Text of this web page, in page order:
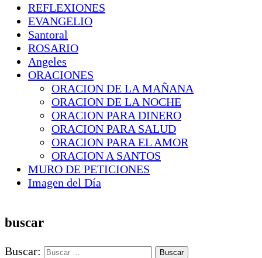
REFLEXIONES
EVANGELIO
Santoral
ROSARIO
Angeles
ORACIONES
ORACION DE LA MAÑANA
ORACION DE LA NOCHE
ORACION PARA DINERO
ORACION PARA SALUD
ORACION PARA EL AMOR
ORACION A SANTOS
MURO DE PETICIONES
Imagen del Día
buscar
Buscar: